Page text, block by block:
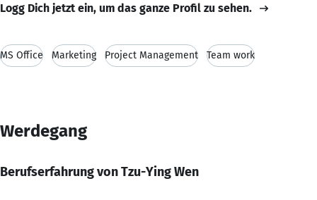
Logg Dich jetzt ein, um das ganze Profil zu sehen.
MS Office Marketing Project Management Team work
Werdegang
Berufserfahrung von Tzu-Ying Wen